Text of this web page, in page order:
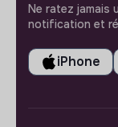
Ne ratez jamais
notification et
iPhone